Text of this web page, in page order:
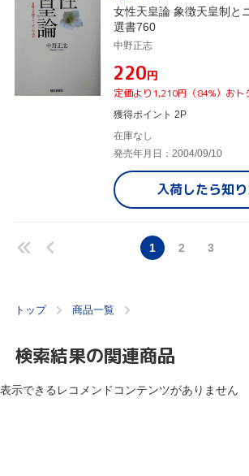
女性天皇論 象徴天皇制と
選書760
中野正志
¥220円
定価より1,210円（84%）おト
獲得ポイント 2P
在庫なし
発売年月日：2004/09/10
入荷したら知
1 2 3
トップ 商品一覧
検索結果の関連商品
表示できるレコメンドコンテンツがありません